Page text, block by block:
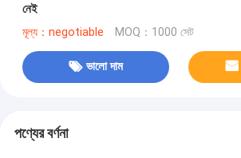
নেই
মূল্য：negotiable MOQ：1000 সেট
ভালো দাম
পণ্যের বর্ণনা